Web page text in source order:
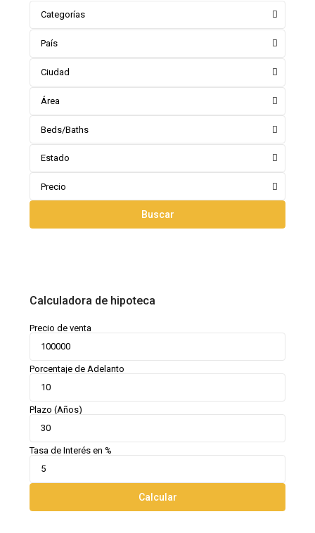
Categorías
País
Ciudad
Área
Beds/Baths
Estado
Precio
Buscar
Calculadora de hipoteca
Precio de venta
Porcentaje de Adelanto
Plazo (Años)
Tasa de Interés en %
Calcular